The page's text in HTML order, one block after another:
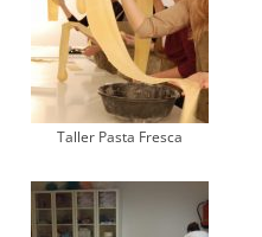
Taller Pasta Fresca